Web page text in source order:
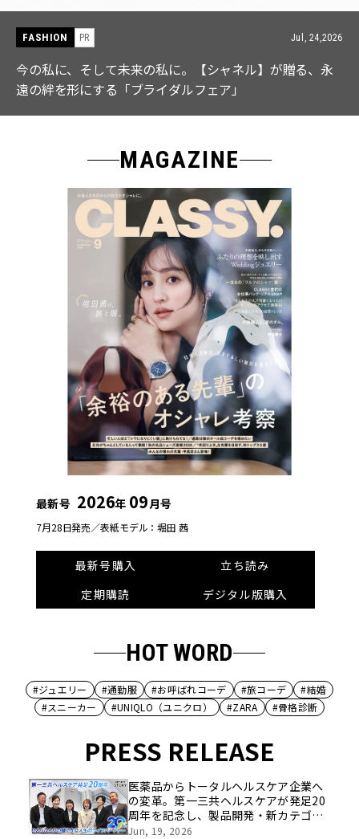
FASHION PR Jul, 15,2026
【ICB】人気インフルエンサーと共同制作! 週5で着たく
なる「名品ブラウス」２選
MAGAZINE
最新号 2026年 09月号
7月28日発売／表紙モデル：堀田 茜
最新号購入
立ち読み
定期購読
デジタル版購入
HOT WORD
#ジュエリー #通勤服 #お呼ばれコーデ #旅コーデ
#結婚
#スニーカー
#UNIQLO（ユニクロ） #ZARA #骨格診断
PRESS RELEASE
医薬品からトータルヘルスケア企業へ
の変革。第一三共ヘルスケアが発足20
周年を記念し、製品開発・新カテゴリ
挑戦の舞台や旧社統合時のエピソード
Jun, 19, 2026